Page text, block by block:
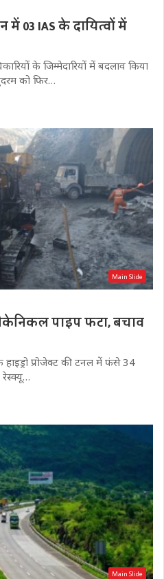
में 03 IAS के दायित्वों में
के जिम्मेदारियों में बदलाव किया
को फिर…
Main Slide
पाइप फटा, बचाव
प्रोजेक्ट की टनल में फंसे 34
रेस्क्यू…
Main Slide